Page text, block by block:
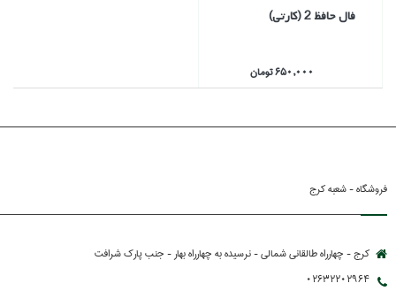
فال حافظ 2 (كارتي)
650,000 تومان
فروشگاه - شعبه کرج
کرج - چهارراه طالقانی شمالی - نرسیده به چهارراه بهار - جنب پارك شرافت
02632202964